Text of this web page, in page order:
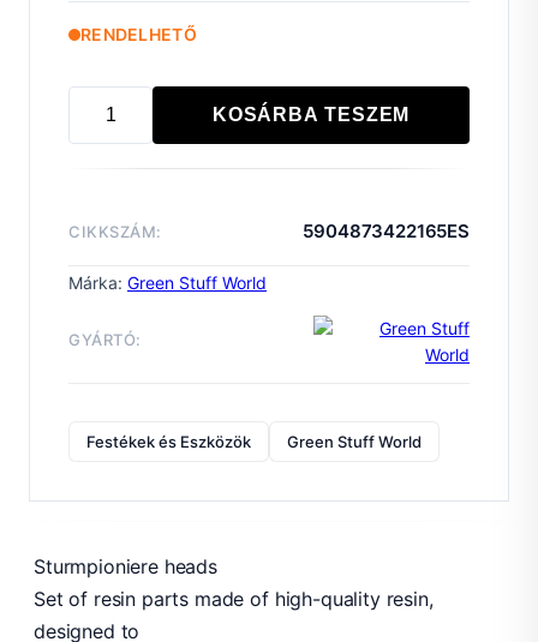
RENDELHETŐ
Sturmpioniere
KOSÁRBA TESZEM
CIKKSZÁM: 5904873422165ES
Márka: Green Stuff World
GYÁRTÓ:
Festékek és Eszközök Green Stuff World
Sturmpioniere heads
Set of resin parts made of high-quality resin,
designed to